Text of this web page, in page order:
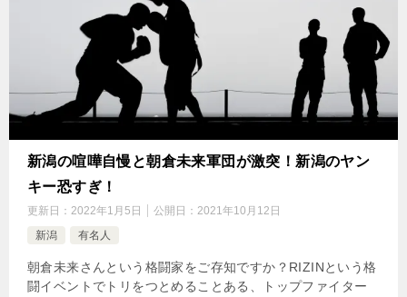
新潟の喧嘩自慢と朝倉未来軍団が激突！新潟のヤン
キー恐すぎ！
更新日： 2022年1月5日 公開日： 2021年10月12日
新潟
有名人
朝倉未来さんという格闘家をご存知ですか？RIZINという格
闘イベントでトリをつとめることある、トップファイター